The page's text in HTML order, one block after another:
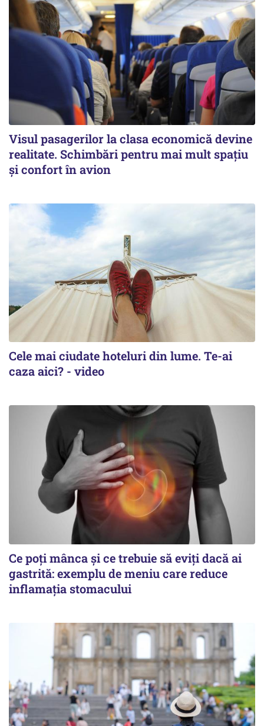
Visul pasagerilor la clasa economică devine
realitate. Schimbări pentru mai mult spațiu
și confort în avion
Cele mai ciudate hoteluri din lume. Te-ai
caza aici? - video
Ce poți mânca și ce trebuie să eviți dacă ai
gastrită: exemplu de meniu care reduce
inflamația stomacului